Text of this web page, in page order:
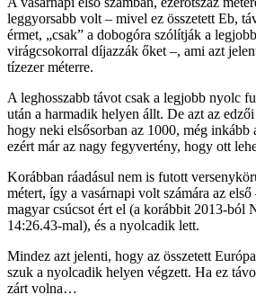
leggyorsabb volt – mivel ez összetett Eb,
érmet, „csak” a dobogóra szólítják a
virágcsokorral díjazzák őket –, ami azt
tízezer méterre.
A leghosszabb távot csak a legjobb nyolc
után a harmadik helyen állt. De azt az
hogy neki elsősorban az 1000, még inkább
ezért már az nagy fegyvertény, hogy ott
Korábban ráadásul nem is futott
métert, így a vasárnapi volt számára az
magyar csúcsot ért el (a korábbit 2013-ból
14:26.43-mal), és a nyolcadik lett.
Mindez azt jelenti, hogy az összetett
szuk a nyolcadik helyen végzett. Ha ez
zárt volna…